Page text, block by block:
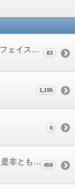
新規＆復帰組のために過去に出たフェイスを気軽に取れるようにして欲しい。 83
1,195
0
新要素フェイスで呼べるNPCで、是非とも実装して欲しいキャラを挙げていきましょう 459